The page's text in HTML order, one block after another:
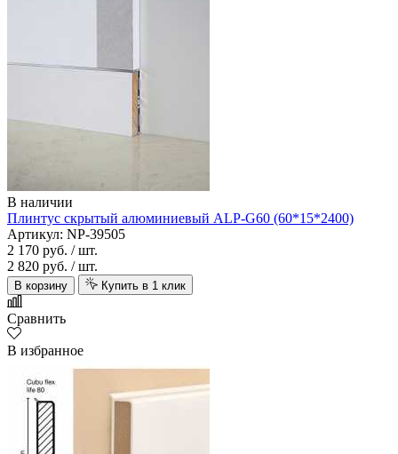
В наличии
Плинтус скрытый алюминиевый ALP-G60 (60*15*2400)
Артикул: NP-39505
2 170 руб. / шт.
2 820 руб. / шт.
В корзину Купить в 1 клик
Сравнить
В избранное